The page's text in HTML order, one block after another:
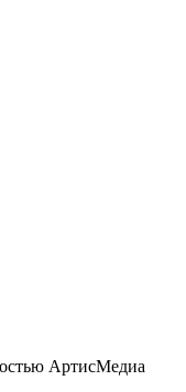
АртисМедиа